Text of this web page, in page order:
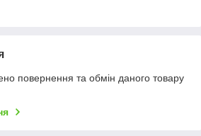
повернення та обмін даного товару